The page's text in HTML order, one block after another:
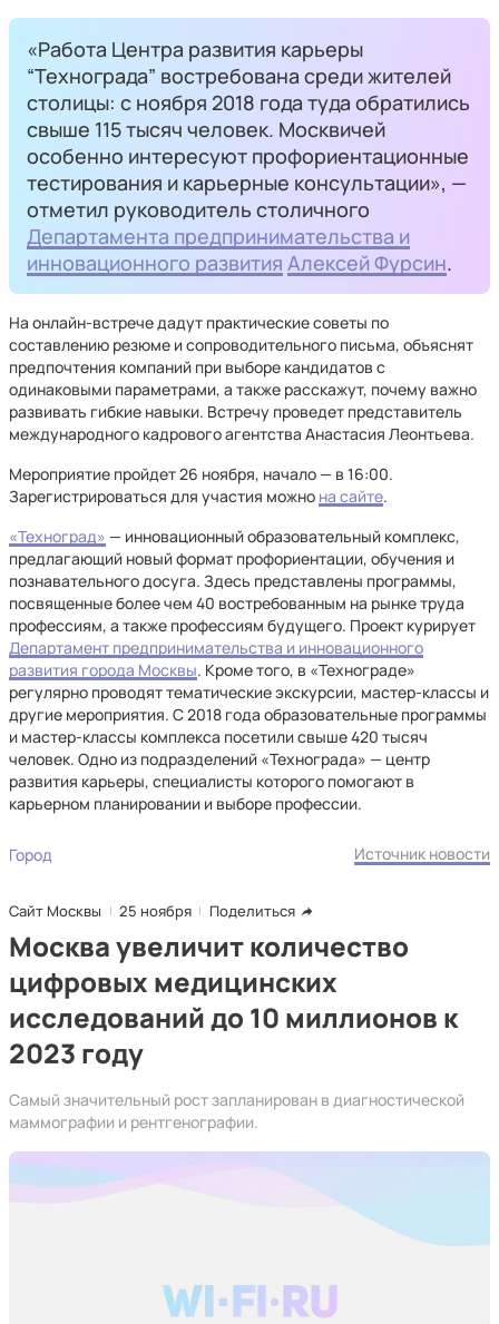
«Работа Центра развития карьеры
“Технограда” востребована среди жителей
столицы: с ноября 2018 года туда обратились
свыше 115 тысяч человек. Москвичей
особенно интересуют профориентационные
тестирования и карьерные консультации», —
отметил руководитель столичного
Департамента предпринимательства и
инновационного развития Алексей Фурсин.
На онлайн-встрече дадут практические советы по
составлению резюме и сопроводительного письма, объяснят
предпочтения компаний при выборе кандидатов с
одинаковыми параметрами, а также расскажут, почему важно
развивать гибкие навыки. Встречу проведет представитель
международного кадрового агентства Анастасия Леонтьева.
Мероприятие пройдет 26 ноября, начало — в 16:00.
Зарегистрироваться для участия можно на сайте.
«Техноград» — инновационный образовательный комплекс,
предлагающий новый формат профориентации, обучения и
познавательного досуга. Здесь представлены программы,
посвященные более чем 40 востребованным на рынке труда
профессиям, а также профессиям будущего. Проект курирует
Департамент предпринимательства и инновационного
развития города Москвы. Кроме того, в «Технограде»
регулярно проводят тематические экскурсии, мастер-классы и
другие мероприятия. С 2018 года образовательные программы
и мастер-классы комплекса посетили свыше 420 тысяч
человек. Одно из подразделений «Технограда» — центр
развития карьеры, специалисты которого помогают в
карьерном планировании и выборе профессии.
Город Источник новости
Сайт Москвы 25 ноября Поделиться
Москва увеличит количество
цифровых медицинских
исследований до 10 миллионов к
2023 году
Самый значительный рост запланирован в диагностической
маммографии и рентгенографии.